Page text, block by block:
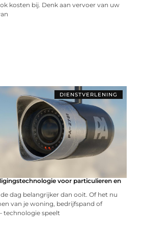
kosten bij. Denk aan vervoer van uw
DIENSTVERLENING
voor particulieren en
dag belangrijker dan ooit. Of het nu
van je woning, bedrijfspand of
technologie speelt